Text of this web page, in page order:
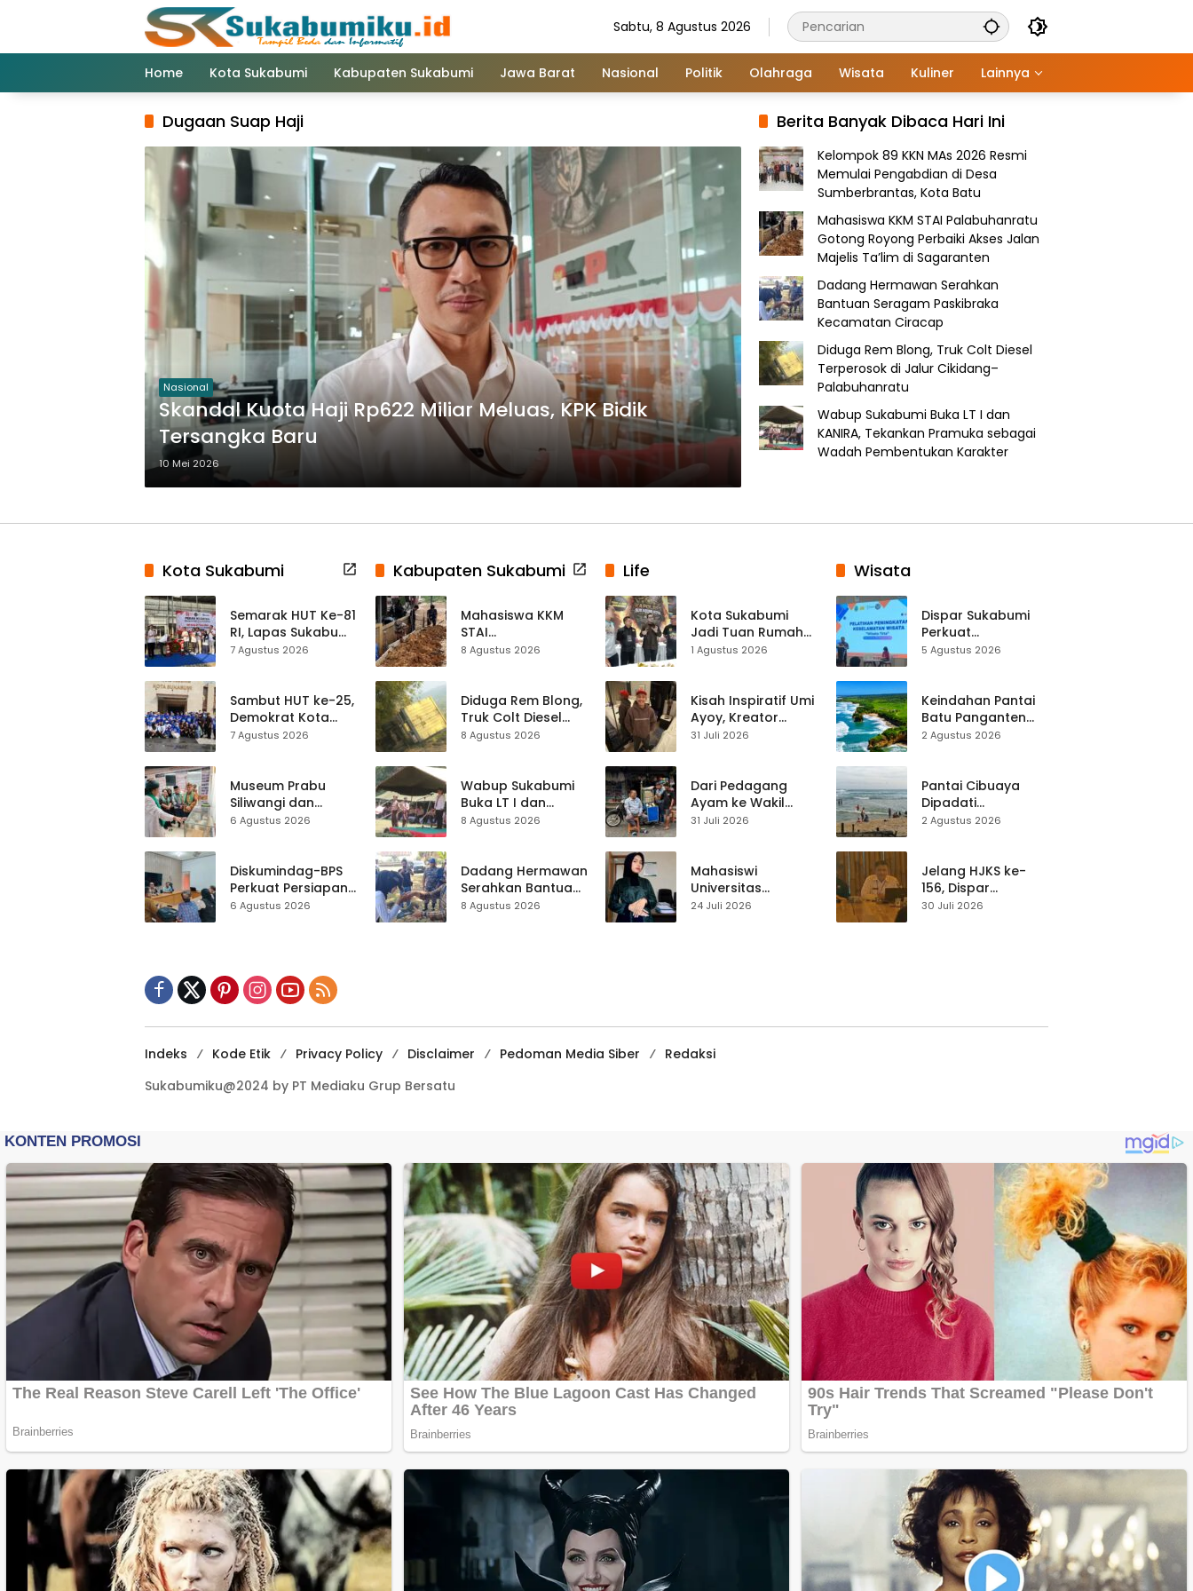
Sabtu, 8 Agustus 2026
Home Kota Sukabumi Kabupaten Sukabumi Jawa Barat Nasional Politik Olahraga Wisata Kuliner Lainnya
Dugaan Suap Haji
Nasional
Skandal Kuota Haji Rp622 Miliar Meluas, KPK Bidik
Tersangka Baru
10 Mei 2026
Berita Banyak Dibaca Hari Ini
Kelompok 89 KKN MAs 2026 Resmi
Memulai Pengabdian di Desa
Sumberbrantas, Kota Batu
Mahasiswa KKM STAI Palabuhanratu
Gotong Royong Perbaiki Akses Jalan
Majelis Ta’lim di Sagaranten
Dadang Hermawan Serahkan
Bantuan Seragam Paskibraka
Kecamatan Ciracap
Diduga Rem Blong, Truk Colt Diesel
Terperosok di Jalur Cikidang–
Palabuhanratu
Wabup Sukabumi Buka LT I dan
KANIRA, Tekankan Pramuka sebagai
Wadah Pembentukan Karakter
Kota Sukabumi
Semarak HUT Ke-81
RI, Lapas Sukabumi
Resmi Gelar Pekan
7 Agustus 2026
Sambut HUT ke-25,
Demokrat Kota
Sukabumi
ASRI Lewat Aksi
Bersih Masjid
Agung
7 Agustus 2026
Museum Prabu
Siliwangi dan
Museum Keramik
Hampir 500 Koleksi
Dipisahkan
6 Agustus 2026
Diskumindag-BPS
Perkuat Persiapan
Sensus Ekonomi,
6 Agustus 2026
Kabupaten Sukabumi
Mahasiswa KKM
STAI
Palabuhanratu
Jalan Majelis Ta’lim
di Sagaranten
8 Agustus 2026
Diduga Rem Blong,
Truk Colt Diesel
Terperosok di Jalur
8 Agustus 2026
Wabup Sukabumi
Buka LT I dan
KANIRA, Tekankan
Pembentukan
Karakter
8 Agustus 2026
Dadang Hermawan
Serahkan Bantuan
Seragam
8 Agustus 2026
Life
Kota Sukabumi
Jadi Tuan Rumah
Kontes Batu Akik
1 Agustus 2026
Kisah Inspiratif Umi
Ayoy, Kreator
TikTok Asal
Live Streaming
31 Juli 2026
Dari Pedagang
Ayam ke Wakil
Ketua DPRD, H.
Pasar Cisaat
31 Juli 2026
Mahasiswi
Universitas
Muhammadiyah
24 Juli 2026
Wisata
Dispar Sukabumi
Perkuat
Keselamatan
Mitigasi hingga
Teknik Evakuasi
5 Agustus 2026
Keindahan Pantai
Batu Panganten
Mulai Dilirik
2 Agustus 2026
Pantai Cibuaya
Dipadati
Wisatawan,
Waspada
2 Agustus 2026
Jelang HJKS ke-
156, Dispar
Kabupaten
30 Juli 2026
Indeks Kode Etik Privacy Policy Disclaimer Pedoman Media Siber
Redaksi
Sukabumiku@2024 by PT Mediaku Grup Bersatu